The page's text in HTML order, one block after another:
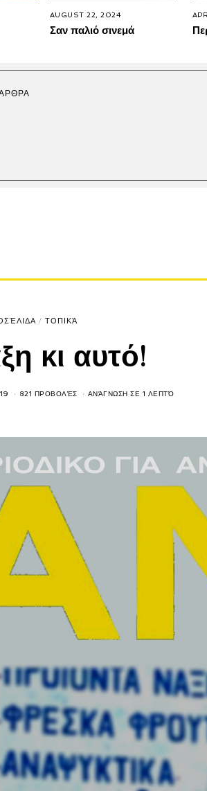
AUGUST 22, 2024
Σαν παλιό σινεμά
/ ΤΟΠΙΚΆ
κι αυτό!
821 ΠΡΟΒΟΛΈΣ ΑΝΆΓΝΩΣΗ ΣΕ 1 ΛΕΠΤΌ